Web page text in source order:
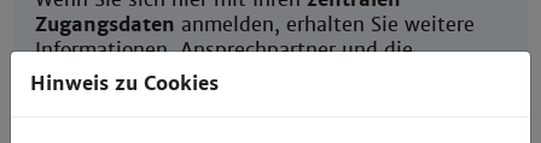
Zugangsdaten anmelden, erhalten Sie weitere
Informationen, Ansprechpartner und die
Zugangsdaten.
Hinweis zu Cookies